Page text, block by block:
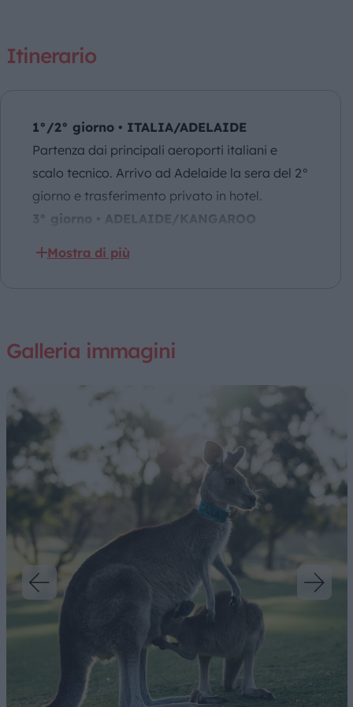
Itinerario
1°/2° giorno • ITALIA/ADELAIDE
Partenza dai principali aeroporti italiani e
scalo tecnico. Arrivo ad Adelaide la sera del 2°
giorno e trasferimento privato in hotel.
3° giorno • ADELAIDE/KANGAROO
Volo per Kangaroo Island. Dall’aeroporto
varietà di specie animali: canguri wallabies,
4° giorno • KANGAROO
ISLAND/ADELAIDE
Volo per Adelaide e sistemazione all’hotel.
Giornata a disposizione per scoprire la città.
5° giorno • ADELAIDE/MELBOURNE
Volo per Melbourne e sistemazione in hotel.
6°/7° giorno • MELBOURNE: city & Great
Ocean RD
Giro orientativo di Melbourne. Mattinata
dedicata alla visita del centro città con le sue
principali attrazioni turistiche. Il 7° giorno,
lungo il percorso avrete l’occasione di
ammirare Torquay, Lorne e Apollo Bay, Otway
N.P. fino giungere ai “Dodici Apostoli” e
Mostra di più
Galleria immagini